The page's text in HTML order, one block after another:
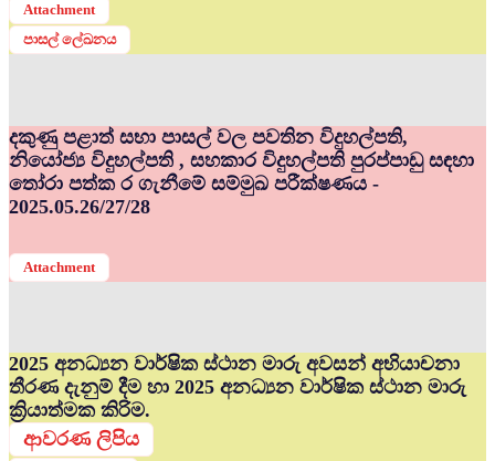
Attachment
පාසල් ලේඛනය
දකුණු පළාත් සභා පාසල් වල පවතින විදුහල්පති,
නියෝජ්‍ය විදුහල්පති , සහකාර විදුහල්පති පුරප්පාඩු සඳහා
තෝරා පත්ක ර ගැනීමේ සම්මුඛ පරීක්ෂණය -
2025.05.26/27/28
Attachment
2025 අනධ්‍යන වාර්ෂික ස්ථාන මාරු අවසන් අභියාචනා
තීරණ දැනුම් දීම හා 2025 අනධ්‍යන වාර්ෂික ස්ථාන මාරු
ක්‍රියාත්මක කිරිම.
ආවරණ ලිපිය